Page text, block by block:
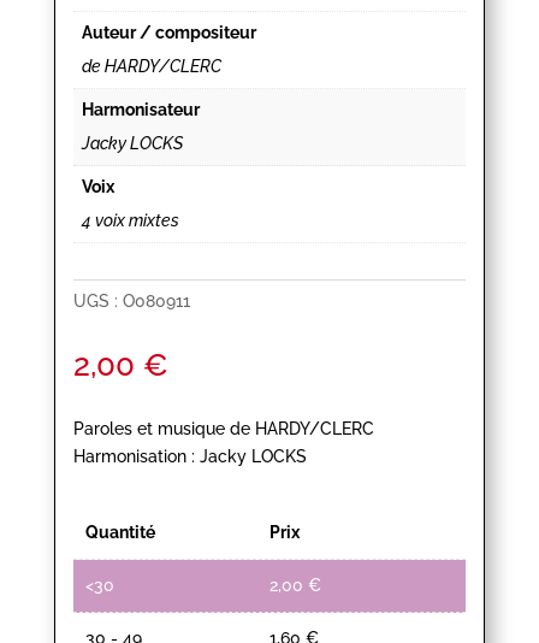
Auteur / compositeur
de HARDY/CLERC
Harmonisateur
Jacky LOCKS
Voix
4 voix mixtes
UGS : O080911
2,00 €
Paroles et musique de HARDY/CLERC
Harmonisation : Jacky LOCKS
Quantité Prix
<30 2,00 €
30 - 49 1,60 €